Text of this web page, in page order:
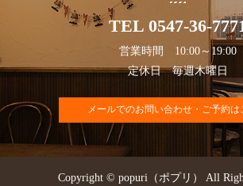
TEL 0547-36-
営業時間 10:00～19:00
定休日 毎週木曜日
メールでのお問い合わせ・ご予約は
Copyright © popuri（ポプリ） All